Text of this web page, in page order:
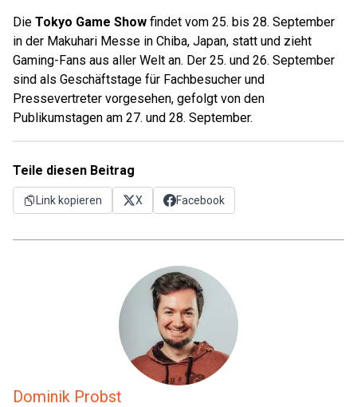
Die Tokyo Game Show findet vom 25. bis 28. September
in der Makuhari Messe in Chiba, Japan, statt und zieht
Gaming-Fans aus aller Welt an. Der 25. und 26. September
sind als Geschäftstage für Fachbesucher und
Pressevertreter vorgesehen, gefolgt von den
Publikumstagen am 27. und 28. September.
Teile diesen Beitrag
Link kopieren X Facebook
Dominik Probst